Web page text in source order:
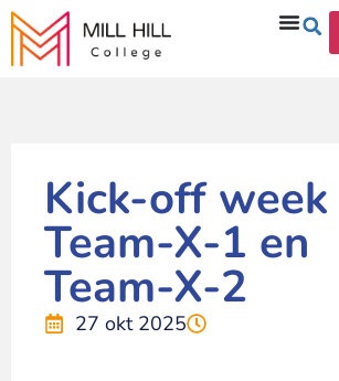
Kick-off week
Team-X-1 en
Team-X-2
27 okt 2025